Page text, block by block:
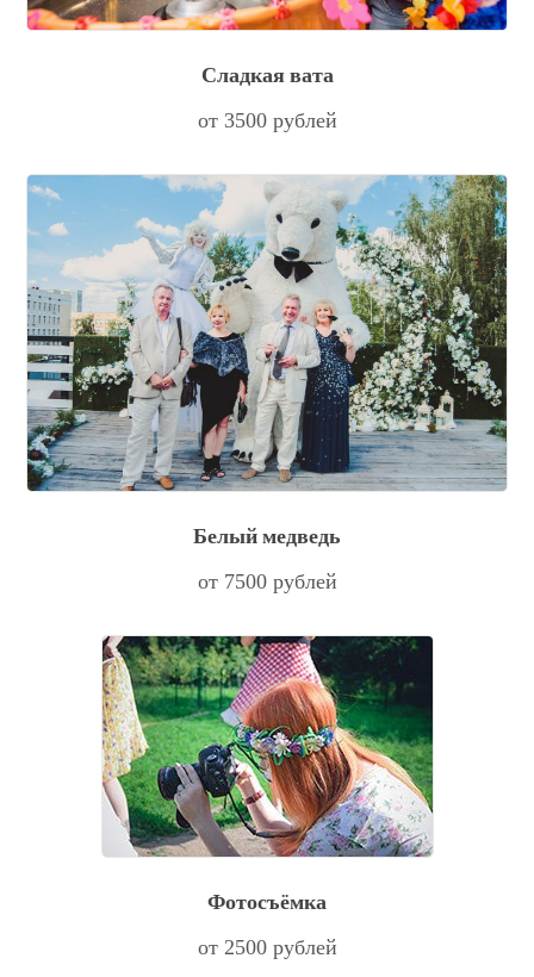
Сладкая вата
от 3500 рублей
Белый медведь
от 7500 рублей
Фотосъёмка
от 2500 рублей